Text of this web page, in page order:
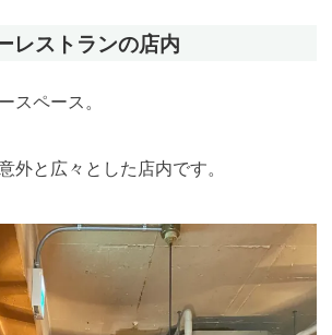
レストランの店内
スペース。
外と広々とした店内です。